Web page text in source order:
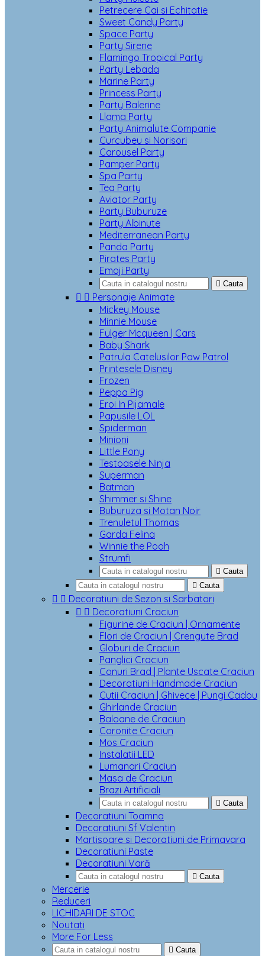
Petrecere Cai si Echitatie
Sweet Candy Party
Space Party
Party Sirene
Flamingo Tropical Party
Party Lebada
Marine Party
Princess Party
Party Balerine
Llama Party
Party Animalute Companie
Curcubeu si Norisori
Carousel Party
Pamper Party
Spa Party
Tea Party
Aviator Party
Party Buburuze
Party Albinute
Mediterranean Party
Panda Party
Pirates Party
Emoji Party
 Cauta
  Personaje Animate
Mickey Mouse
Minnie Mouse
Fulger Mcqueen | Cars
Baby Shark
Patrula Catelusilor Paw Patrol
Printesele Disney
Frozen
Peppa Pig
Eroi In Pijamale
Papusile LOL
Spiderman
Minioni
Little Pony
Testoasele Ninja
Superman
Batman
Shimmer si Shine
Buburuza si Motan Noir
Trenuletul Thomas
Garda Felina
Winnie the Pooh
Strumfi
 Cauta
 Cauta
  Decoratiuni de Sezon si Sarbatori
  Decoratiuni Craciun
Figurine de Craciun | Ornamente
Flori de Craciun | Crengute Brad
Globuri de Craciun
Panglici Craciun
Conuri Brad | Plante Uscate Craciun
Decoratiuni Handmade Craciun
Cutii Craciun | Ghivece | Pungi Cadou
Ghirlande Craciun
Baloane de Craciun
Coronite Craciun
Mos Craciun
Instalatii LED
Lumanari Craciun
Masa de Craciun
Brazi Artificiali
 Cauta
Decoratiuni Toamna
Decoratiuni Sf Valentin
Martisoare si Decoratiuni de Primavara
Decoratiuni Paste
Decoratiuni Vară
 Cauta
Mercerie
Reduceri
LICHIDARI DE STOC
Noutati
More For Less
 Cauta